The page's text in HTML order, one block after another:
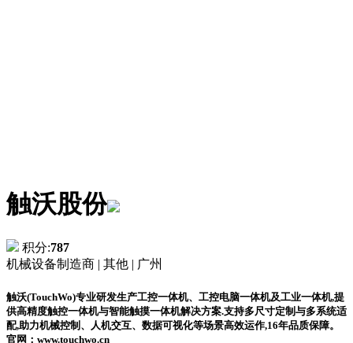
触沃股份
积分:787
机械设备制造商 | 其他 | 广州
触沃(TouchWo)专业研发生产工控一体机、工控电脑一体机及工业一体机,提
供高精度触控一体机与智能触摸一体机解决方案.支持多尺寸定制与多系统适
配,助力机械控制、人机交互、数据可视化等场景高效运作,16年品质保障。
官网：www.touchwo.cn